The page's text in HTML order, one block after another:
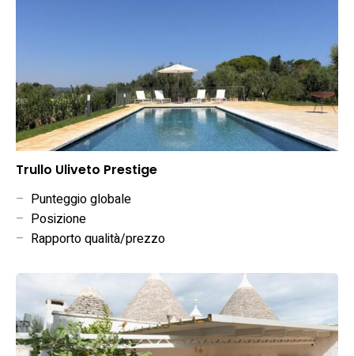
Trullo Uliveto Prestige
– Punteggio globale
– Posizione
– Rapporto qualità/prezzo